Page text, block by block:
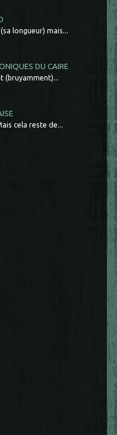
longueur) mais...
DU CAIRE
(bruyamment)...
cela reste de...